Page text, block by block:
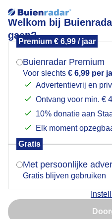
Welkom bij
gaan?
Premium € 6,99 / jaar
Buienradar Premium
Voor slechts € 6,99 per
Advertentievrij en
Ontvang voor min. €
10% donatie aan
Elk moment
Gratis
Met persoonlijke
Gratis blijven gebruiken
zonnestralen
Mogen we je
Indien je hier nog geen
verschijnt er zo een
Is goed,
Nu niet,